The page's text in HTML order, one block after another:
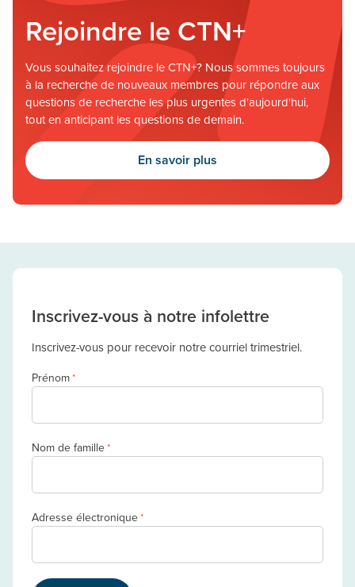
Rejoindre le CTN+
Vous souhaitez rejoindre le CTN+? Nous sommes toujours
à la recherche de nouveaux membres pour répondre aux
questions de recherche les plus urgentes d'aujourd'hui,
tout en anticipant les questions de demain.
En savoir plus
Inscrivez-vous à notre infolettre
Inscrivez-vous pour recevoir notre courriel trimestriel.
Prénom*
Nom de famille*
Adresse électronique*